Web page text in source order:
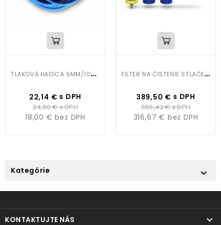
T
LAKOVÁ HADICA 9MM/10M MODRÁ
Cena
22,14 € s DPH
24,60 €s DPH
18,00 € bez DPH
F
ILTER NA ČISTENIE STLAČENÉHO VZDUCHU AC-6003
Cena
389,50 € s DPH
556,43 €s DPH
316,67 € bez DPH
Kategórie 
KONTAKTUJTE NÁS 